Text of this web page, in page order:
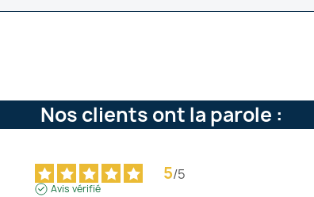
Nos clients ont la parole :
5/5
Avis vérifié